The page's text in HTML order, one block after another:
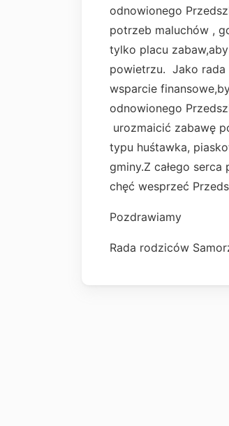
odnowionego
potrzeb maluchów ,
tylko placu
powietrzu. Jako rada
wsparcie
odnowionego
urozmaicić zabawę
typu huśtawka,
gminy.Z całego
chęć wesprzeć
Pozdrawiamy
Rada rodziców